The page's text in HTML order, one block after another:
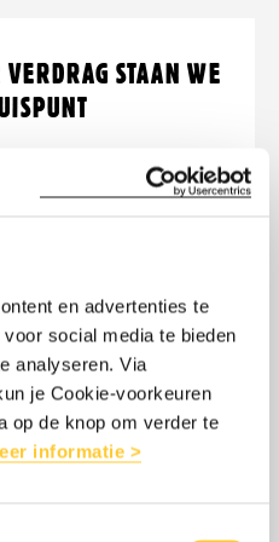
en advertenties te
social media te bieden
analyseren. Via
je Cookie-voorkeuren
op de knop om verder te
informatie >
STAAN WE
van het
Lees het
Benoit De
NA 75 JAAR